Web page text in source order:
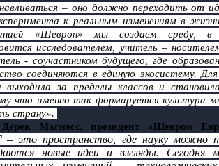
– оно должно переходить от
к реальным изменениям в
«Шеврон» мы создаем среду, в
исследователем, учитель –
- соучастником будущего, где
соединяются в единую экосистему.
выходила за пределы классов и
что именно так формируется культура
страну».
Дерек Магнесс, президент «Шеврон
– это пространство, где науку можно
новые идеи и взгляды.